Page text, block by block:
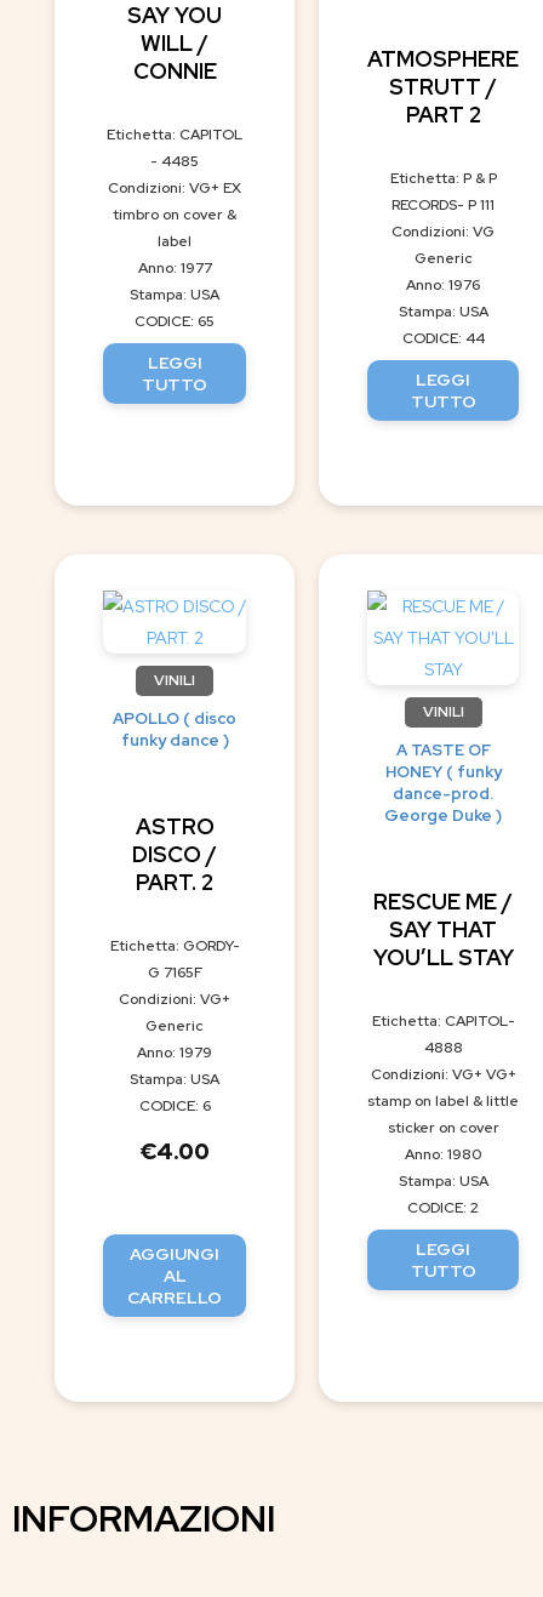
SAY YOU
WILL /
CONNIE
Etichetta: CAPITOL
- 4485
Condizioni: VG+ EX
timbro on cover &
label
Anno: 1977
Stampa: USA
CODICE: 65
LEGGI
TUTTO
ATMOSPHERE
STRUTT /
PART 2
Etichetta: P & P
RECORDS- P 111
Condizioni: VG
Generic
Anno: 1976
Stampa: USA
CODICE: 44
LEGGI
TUTTO
VINILI
APOLLO ( disco
funky dance )
ASTRO
DISCO /
PART. 2
Etichetta: GORDY-
G 7165F
Condizioni: VG+
Generic
Anno: 1979
Stampa: USA
CODICE: 6
€4.00
AGGIUNGI
AL
CARRELLO
VINILI
A TASTE OF
HONEY ( funky
dance-prod.
George Duke )
RESCUE ME /
SAY THAT
YOU’LL STAY
Etichetta: CAPITOL-
4888
Condizioni: VG+ VG+
stamp on label & little
sticker on cover
Anno: 1980
Stampa: USA
CODICE: 2
LEGGI
TUTTO
INFORMAZIONI